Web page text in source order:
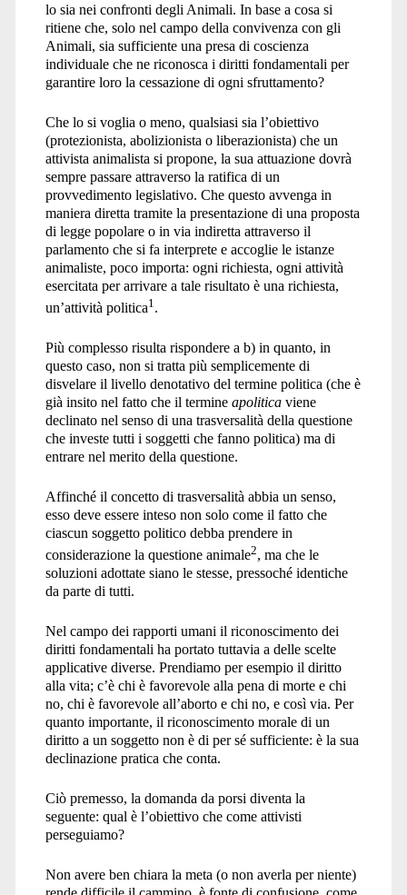
lo sia nei confronti degli Animali. In base a cosa si
ritiene che, solo nel campo della convivenza con gli
Animali, sia sufficiente una presa di coscienza
individuale che ne riconosca i diritti fondamentali per
garantire loro la cessazione di ogni sfruttamento?
Che lo si voglia o meno, qualsiasi sia l’obiettivo
(protezionista, abolizionista o liberazionista) che un
attivista animalista si propone, la sua attuazione dovrà
sempre passare attraverso la ratifica di un
provvedimento legislativo. Che questo avvenga in
maniera diretta tramite la presentazione di una proposta
di legge popolare o in via indiretta attraverso il
parlamento che si fa interprete e accoglie le istanze
animaliste, poco importa: ogni richiesta, ogni attività
esercitata per arrivare a tale risultato è una richiesta,
un’attività politica1 .
Più complesso risulta rispondere a b) in quanto, in
questo caso, non si tratta più semplicemente di
disvelare il livello denotativo del termine politica (che è
già insito nel fatto che il termine apoliticaviene
declinato nel senso di una trasversalità della questione
che investe tutti i soggetti che fanno politica) ma di
entrare nel merito della questione.
Affinché il concetto di trasversalità abbia un senso,
esso deve essere inteso non solo come il fatto che
ciascun soggetto politico debba prendere in
considerazione la questione animale2, ma che le
soluzioni adottate siano le stesse, pressoché identiche
da parte di tutti.
Nel campo dei rapporti umani il riconoscimento dei
diritti fondamentali ha portato tuttavia a delle scelte
applicative diverse. Prendiamo per esempio il diritto
alla vita; c’è chi è favorevole alla pena di morte e chi
no, chi è favorevole all’aborto e chi no, e così via. Per
quanto importante, il riconoscimento morale di un
diritto a un soggetto non è di per sé sufficiente: è la sua
declinazione pratica che conta.
Ciò premesso, la domanda da porsi diventa la
seguente: qual è l’obiettivo che come attivisti
perseguiamo?
Non avere ben chiara la meta (o non averla per niente)